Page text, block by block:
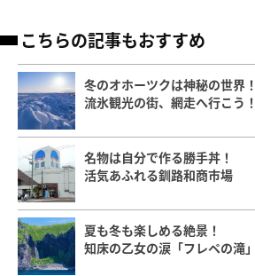
こちらの記事もおすすめ
冬のオホーツクは神秘の世界！
流氷観光の街、網走へ行こう！
名物は自分で作る勝手丼！
活気あふれる釧路和商市場
夏も冬も楽しめる絶景！
知床の乙女の涙「フレペの滝」